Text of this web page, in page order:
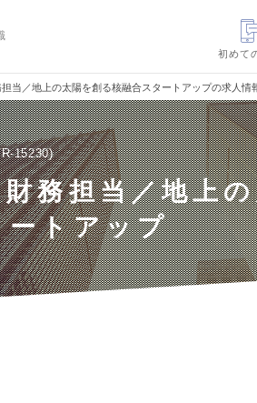
初めて
担当／地上の太陽を創る核融合スタートアップの求人情
15230
務担当／地上
ートアップ